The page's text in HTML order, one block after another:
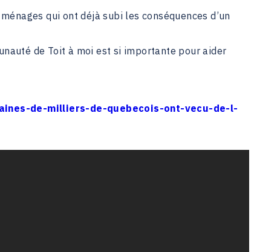
qui ont déjà subi les conséquences d’un
de Toit à moi est si importante pour aider
de-milliers-de-quebecois-ont-vecu-de-l-